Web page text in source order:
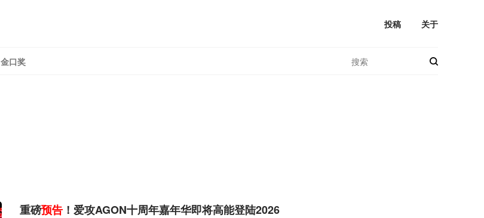
投稿 关于
金口奖
重磅预告 ！爱攻AGON十周年嘉年华即将高能登陆2026